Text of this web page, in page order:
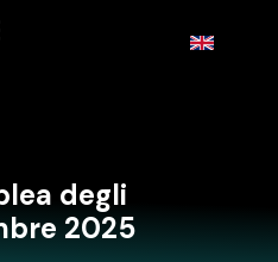
degli
2025